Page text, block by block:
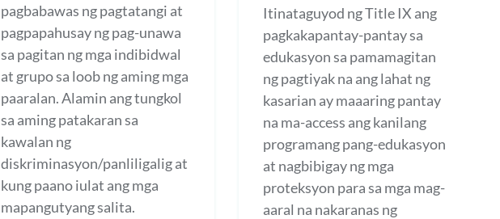
pagbabawas ng pagtatangi at
pagpapahusay ng pag-unawa
sa pagitan ng mga indibidwal
at grupo sa loob ng aming mga
paaralan. Alamin ang tungkol
sa aming patakaran sa
kawalan ng
diskriminasyon/panliligalig at
kung paano iulat ang mga
mapangutyang salita.
Itinataguyod ng Title IX ang
pagkakapantay-pantay sa
edukasyon sa pamamagitan
ng pagtiyak na ang lahat ng
kasarian ay maaaring pantay
na ma-access ang kanilang
programang pang-edukasyon
at nagbibigay ng mga
proteksyon para sa mga mag-
aaral na nakaranas ng